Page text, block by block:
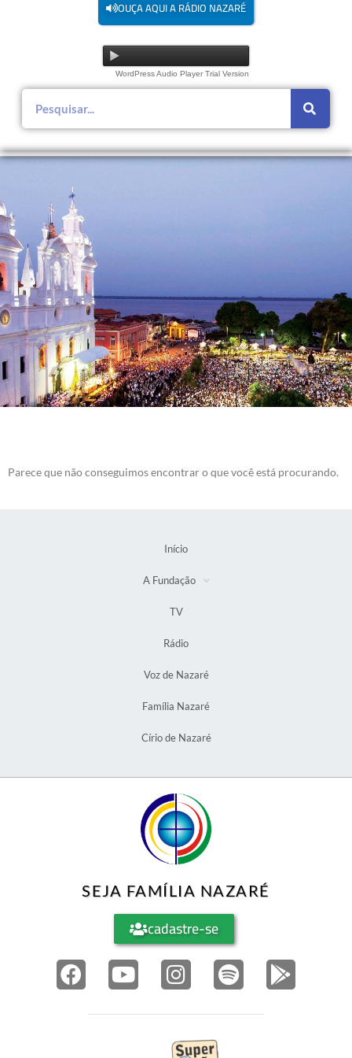
OUÇA AQUI A RÁDIO NAZARÉ
WordPress Audio Player Trial Version
Parece que não conseguimos encontrar o que você está procurando.
Início
A Fundação
TV
Rádio
Voz de Nazaré
Família Nazaré
Círio de Nazaré
SEJA FAMÍLIA NAZARÉ
cadastre-se